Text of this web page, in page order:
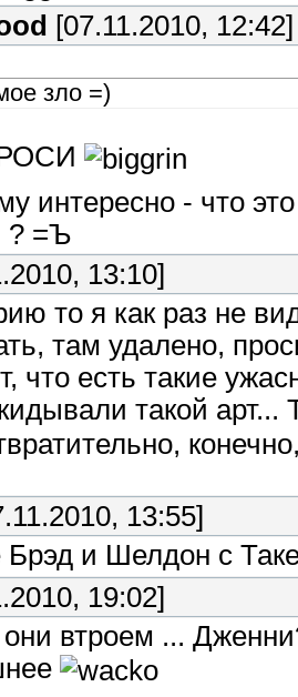
[07.11.2010, 12:42]
зло =)
интересно - что
? =Ъ
13:10]
то я как раз не
там удалено,
что есть такие
такой
13:55]
Брэд и Шелдон с
19:02]
втроем ...